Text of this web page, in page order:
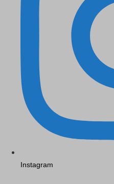
Instagram